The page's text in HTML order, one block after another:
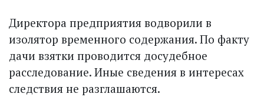
Директора предприятия водворили в
изолятор временного содержания. По факту
дачи взятки проводится досудебное
расследование. Иные сведения в интересах
следствия не разглашаются.